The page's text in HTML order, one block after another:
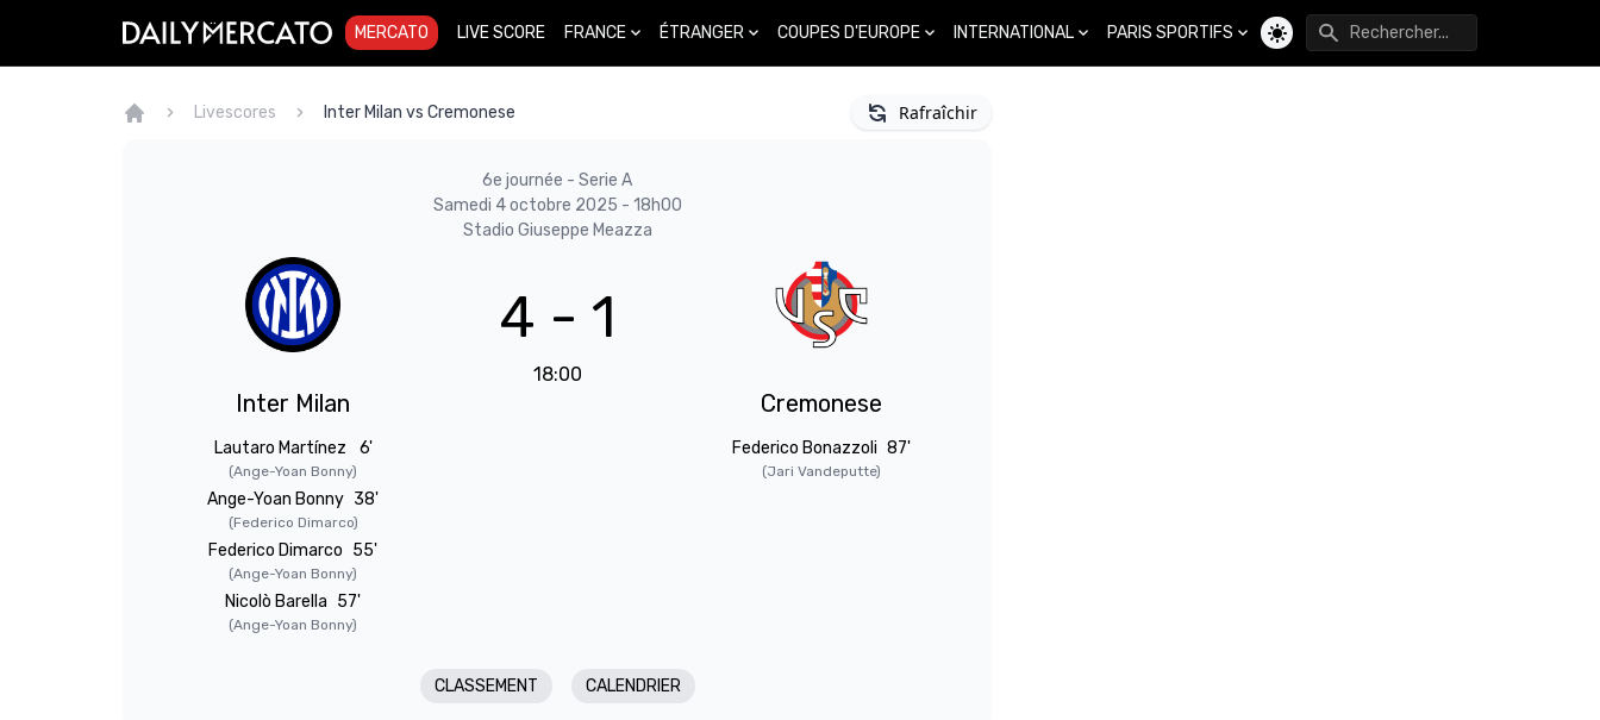
MERCATO LIVE SCORE FRANCE ÉTRANGER COUPES D'EUROPE INTERNATIONAL PARIS SPORTIFS
Changer de thème
Livescores Inter Milan vs Cremonese Rafraîchir
6e journée - Serie A
Samedi 4 octobre 2025 - 18h00
Stadio Giuseppe Meazza
Inter Milan
4 - 1
18:00
Cremonese
Lautaro Martínez 6'
(Ange-Yoan Bonny)
Ange-Yoan Bonny 38'
(Federico Dimarco)
Federico Dimarco 55'
(Ange-Yoan Bonny)
Nicolò Barella 57'
(Ange-Yoan Bonny)
Federico Bonazzoli 87'
(Jari Vandeputte)
CLASSEMENT CALENDRIER